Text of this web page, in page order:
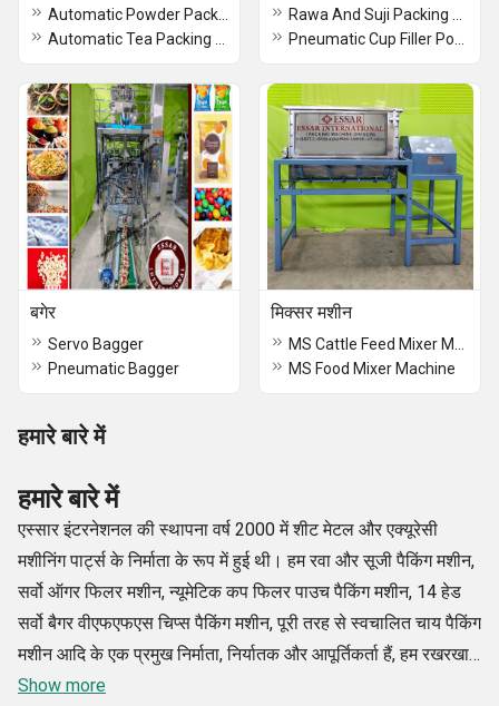
बगेर
Servo Bagger
Pneumatic Bagger
मिक्सर मशीन
MS Food Mixer Machine
हमारे बारे में
हमारे बारे में
एस्सार इंटरनेशनल की स्थापना वर्ष 2000 में शीट मेटल और एक्यूरेसी
मशीनिंग पार्ट्स के निर्माता के रूप में हुई थी। हम रवा और सूजी पैकिंग मशीन,
सर्वो ऑगर फिलर मशीन, न्यूमेटिक कप फिलर पाउच पैकिंग मशीन, 14 हेड
सर्वो बैगर वीएफएफएस चिप्स पैकिंग मशीन, पूरी तरह से स्वचालित चाय पैकिंग
मशीन आदि के एक प्रमुख निर्माता, निर्यातक और आपूर्तिकर्ता हैं, हम रखरखाव
और टपकाना सेवाओं के अग्रणी सेवा प्रदाता भी हैं। उस बिंदु से आगे हमने
Show more